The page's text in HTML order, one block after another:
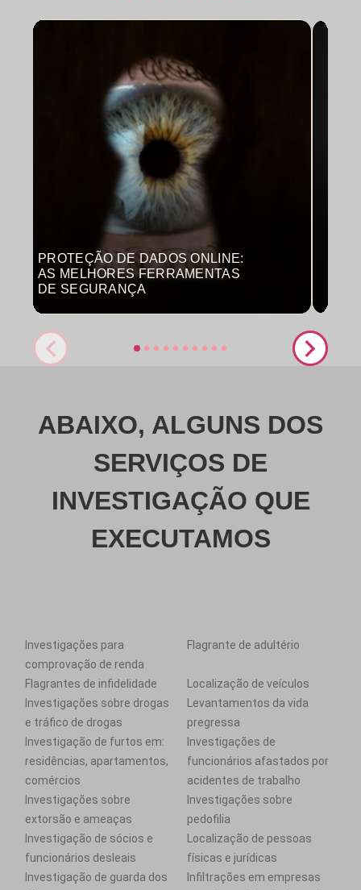
PROTEÇÃO DE DADOS ONLINE:
AS MELHORES FERRAMENTAS
DE SEGURANÇA
ABAIXO, ALGUNS DOS
SERVIÇOS DE
INVESTIGAÇÃO QUE
EXECUTAMOS
Investigações para
comprovação de renda
Flagrante de adultério
Flagrantes de infidelidade
Localização de veículos
Investigações sobre drogas
e tráfico de drogas
Levantamentos da vida
pregressa
Investigação de furtos em:
residências, apartamentos,
comércios
Investigações de
funcionários afastados por
acidentes de trabalho
Investigações sobre
extorsão e ameaças
Investigações sobre
pedofilia
Investigação de sócios e
funcionários desleais
Localização de pessoas
físicas e jurídicas
Investigação de guarda dos
Infiltrações em empresas